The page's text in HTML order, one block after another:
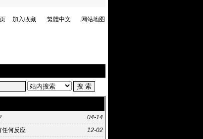
加入收藏 繁體中文 网站地图
04-14
12-02
任何反应